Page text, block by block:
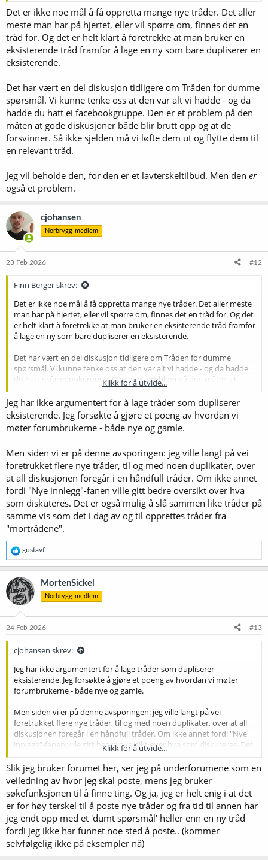
Jeg kikka raskt over det vi har. På forsiden er det lenket til 19
underforum. Enkelte av disse har ytterligere inndelinger. Av de på
toppnivå er det kun i Pratehjørnet, Generelt og
nybegynnerspørsmål, Utstyr, og Råvarer hvor det er særlig aktivitet.
De øvrige har 0-3 tråder med aktivitet fra 2026. Både "Pratehjørnet"
og "Generelt og nybegynnerspørsmål" er ikke-kategorier i mine
For noen som kommer inn på forumet skaper denne inndelingen et
inntrykk av et dødt forum. Fylker? Bare halvparten har innhold fra i
år. Noen har siste aktivitet i 2024. Regionale bryggerlag - kun ett har
aktivitet i år.
Inntrykket mitt er egentlig at veldig mye av forumets aktivitet er
dumme spørsmål" tror jeg du finner _mange_ kandidater til
selvstendige tråder. Det tenker jeg er et signal om terskelen for å
opprette nye tråder er for høy. Personlig tror jeg inndelingen av
forumet i veldig spesifikke bolker bidrar til å heve denne terskelen,
men det er sikkert ikke eneste forklaring.
Det er ikke noe mål å få oppretta mange nye tråder. Det aller
meste man har på hjertet, eller vil spørre om, finnes det en
tråd for. Og det er helt klart å foretrekke at man bruker en
eksisterende tråd framfor å lage en ny som bare dupliserer en
eksisterende.
Det har vært en del diskusjon tidligere om Tråden for dumme
spørsmål. Vi kunne tenke oss at den var alt vi hadde - og da
hadde du hatt ei facebookgruppe. Den er et problem på den
måten at gode diskusjoner både blir brutt opp og at de
forsvinner. Så ikke sjelden må vi løfte dem ut og flytte dem til
en relevant tråd.
Jeg vil beholde den, for den er et lavterskeltilbud. Men den er
også et problem.
cjohansen
Norbrygg-medlem
23 Feb 2026 #12
Finn Berger skrev:
Det er ikke noe mål å få oppretta mange nye tråder. Det aller meste
man har på hjertet, eller vil spørre om, finnes det en tråd for. Og det
er helt klart å foretrekke at man bruker en eksisterende tråd framfor
å lage en ny som bare dupliserer en eksisterende.
Det har vært en del diskusjon tidligere om Tråden for dumme
spørsmål. Vi kunne tenke oss at den var alt vi hadde - og da hadde
du hatt ei facebookgruppe. Den er et problem på den måten at
gode diskusjoner både blir brutt opp og at de forsvinner. Så ikke
sjelden må vi løfte dem ut og flytte dem til en relevant tråd.
Jeg vil beholde den, for den er et lavterskeltilbud. Men dener også et
problem.
Klikk for å utvide...
Jeg har ikke argumentert for å lage tråder som dupliserer
eksisterende. Jeg forsøkte å gjøre et poeng av hvordan vi
møter forumbrukerne - både nye og gamle.
Men siden vi er på denne avsporingen: jeg ville langt på vei
foretrukket flere nye tråder, til og med noen duplikater, over
at all diskusjonen foregår i en håndfull tråder. Om ikke annet
fordi "Nye innlegg"-fanen ville gitt bedre oversikt over hva
som diskuteres. Det er også mulig å slå sammen like tråder på
samme vis som det i dag av og til opprettes tråder fra
"mortrådene".
R
e
a
k
s
j
o
e
gustavf
MortenSickel
Norbrygg-medlem
24 Feb 2026 #13
cjohansen skrev:
Jeg har ikke argumentert for å lage tråder som dupliserer
eksisterende. Jeg forsøkte å gjøre et poeng av hvordan vi møter
forumbrukerne - både nye og gamle.
Men siden vi er på denne avsporingen: jeg ville langt på vei
foretrukket flere nye tråder, til og med noen duplikater, over at all
diskusjonen foregår i en håndfull tråder. Om ikke annet fordi "Nye
innlegg"-fanen ville gitt bedre oversikt over hva som diskuteres. Det
er også mulig å slå sammen like tråder på samme vis som det i dag
av og til opprettes tråder fra "mortrådene".
Klikk for å utvide...
Slik jeg bruker forumet her, ser jeg på underforumene som en
veiledning av hvor jeg skal poste, mens jeg bruker
søkefunksjonen til å finne ting. Og ja, jeg er helt enig i at det
er for høy terskel til å poste nye tråder og fra tid til annen har
jeg endt opp med et 'dumt spørsmål' heller enn en ny tråd
fordi jeg ikke har funnet noe sted å poste.. (kommer
selvfølgelig ikke på eksempler nå)